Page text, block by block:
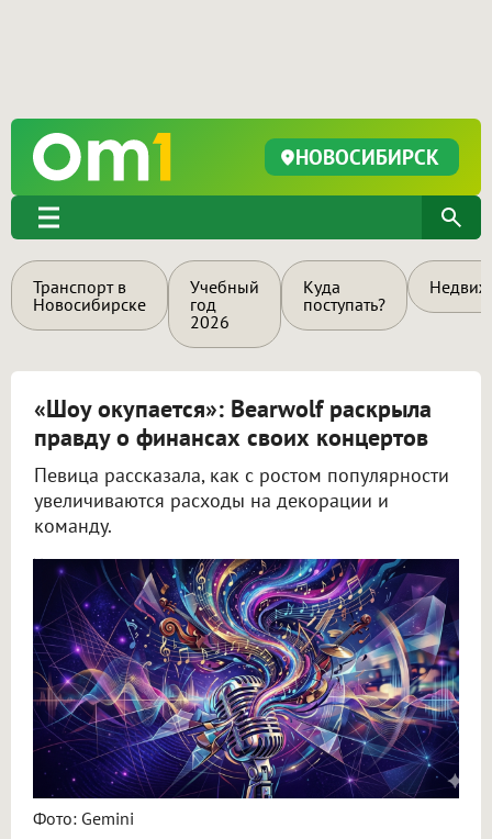
НОВОСИБИРСК
Транспорт в
Новосибирске
Учебный
год
2026
Куда
поступать?
«Шоу окупается»: Bearwolf раскрыла
правду о финансах своих концертов
Певица рассказала, как с ростом популярности
увеличиваются расходы на декорации и
команду.
Фото: Gemini